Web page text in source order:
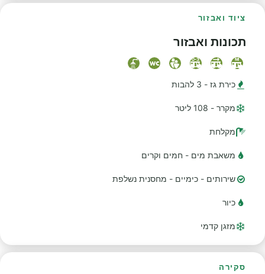
ציוד ואבזור
תכונות ואבזור
כירת גז - 3 להבות
מקרר - 108 ליטר
מקלחת
משאבת מים - חמים וקרים
שירותים - כימיים - מחסנית נשלפת
כיור
מזגן קדמי
סקירה